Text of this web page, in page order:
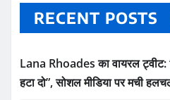
RECENT POSTS
Lana Rhoades का वायरल ट्वीट:
हटा दो”, सोशल मीडिया पर मची